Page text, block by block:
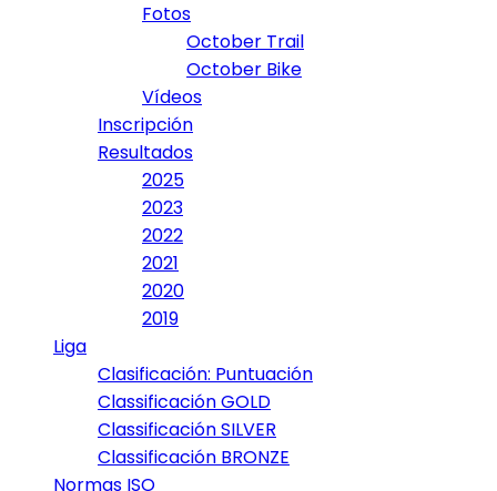
Fotos
October Trail
October Bike
Vídeos
Inscripción
Resultados
2025
2023
2022
2021
2020
2019
Liga
Clasificación: Puntuación
Classificación GOLD
Classificación SILVER
Classificación BRONZE
Normas ISO